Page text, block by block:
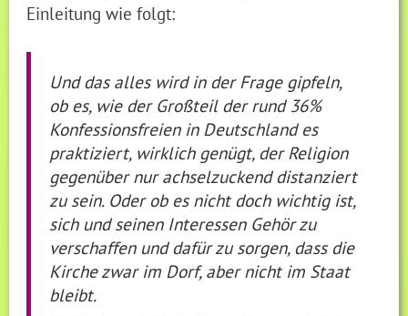
Einleitung wie folgt:
Und das alles wird in der Frage gipfeln,
ob es, wie der Großteil der rund 36%
Konfessionsfreien in Deutschland es
praktiziert, wirklich genügt, der Religion
gegenüber nur achselzuckend distanziert
zu sein. Oder ob es nicht doch wichtig ist,
sich und seinen Interessen Gehör zu
verschaffen und dafür zu sorgen, dass die
Kirche zwar im Dorf, aber nicht im Staat
bleibt.